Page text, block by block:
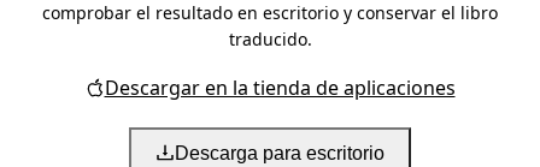
comprobar el resultado en escritorio y conservar el libro
traducido.
Descargar en la tienda de aplicaciones
Descarga para escritorio